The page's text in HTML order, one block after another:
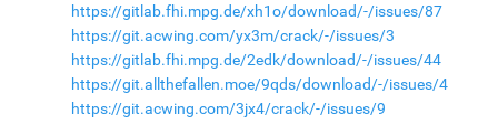
https://gitlab.fhi.mpg.de/xh1o/download/-/issues/87
https://git.acwing.com/yx3m/crack/-/issues/3
https://gitlab.fhi.mpg.de/2edk/download/-/issues/44
https://git.allthefallen.moe/9qds/download/-/issues/4
https://git.acwing.com/3jx4/crack/-/issues/9